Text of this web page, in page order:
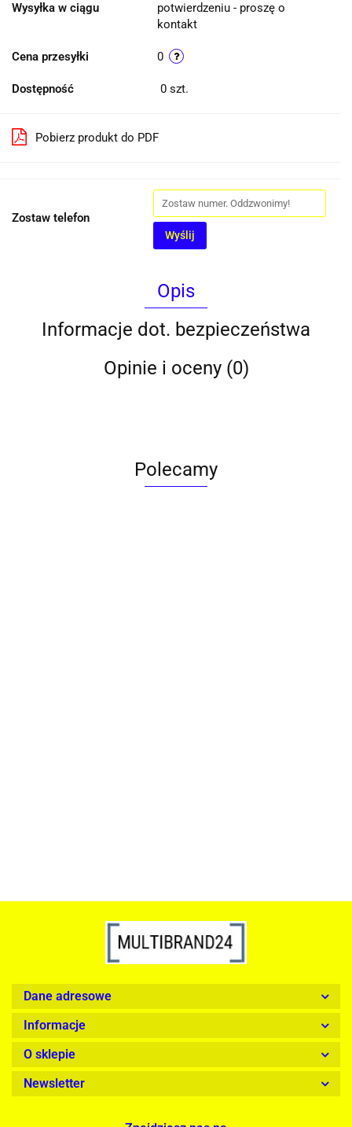
Wysyłka w ciągu
potwierdzeniu - proszę o
kontakt
Cena przesyłki 0
Dostępność 0 szt.
Pobierz produkt do PDF
Zostaw telefon
Wyślij
Opis
Informacje dot. bezpieczeństwa
Opinie i oceny (0)
Polecamy
Dane adresowe
Informacje
O sklepie
Newsletter